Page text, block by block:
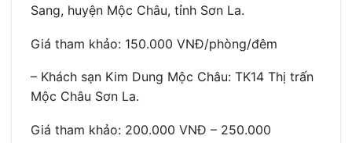
Sang, huyện Mộc Châu, tỉnh Sơn La.
Giá tham khảo: 150.000 VNĐ/phòng/đêm
– Khách sạn Kim Dung Mộc Châu: TK14 Thị trấn
Mộc Châu Sơn La.
Giá tham khảo: 200.000 VNĐ – 250.000